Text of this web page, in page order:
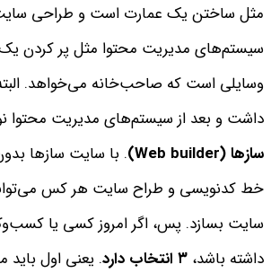
مثل ساختن یک عمارت است و طراحی سایت
سیستم‌های مدیریت محتوا مثل پر کردن
وسایلی است که صاحب‌خا‌نه می‌‌خواهد.
داشت و بعد از سیستم‌های مدیریت محتوا
سازها (Web builder
). با سایت سازها
خط کدنویسی و طراح سایت هر کس
سایت بسازد. پس، اگر امروز کسی یا
داشته باشد، ۳ انتخاب دارد. یعنی اول